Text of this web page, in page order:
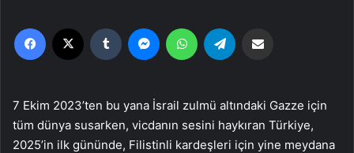
Facebook Tumblr MessengerWhatsApp
7 Ekim 2023’ten bu yana İsrail zulmü altındaki Gazze için
tüm dünya susarken, vicdanın sesini haykıran Türkiye,
2025’in ilk gününde, Filistinli kardeşleri için yine meydana